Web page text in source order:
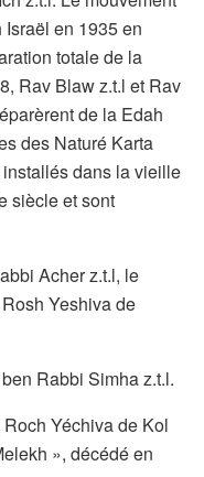
en 1935 en
totale de la
Rav Blaw z.t.l et Rav
de la Edah
des Naturé Karta
dans la vieille
siècle et sont
Acher z.t.l, le
Yeshiva de
Rabbi Simha z.t.l.
Yéchiva de Kol
», décédé en